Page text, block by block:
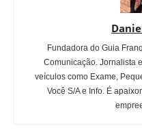
Fundadora do Guia
Comunicação. Jornalista
veículos como Exame,
Você S/A e Info. É